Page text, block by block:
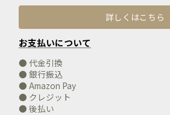
詳しくはこちら
お支払いについて
● 代金引換
● 銀行振込
● Amazon Pay
● クレジット
● 後払い